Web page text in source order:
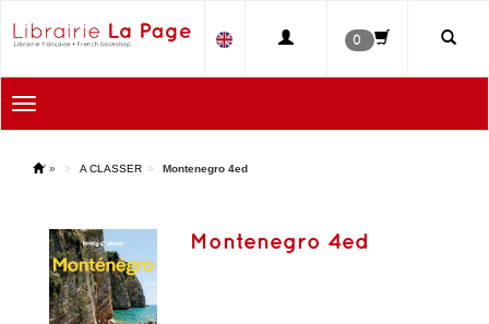
0
Toggle
navigation
' » A CLASSER Montenegro 4ed
Montenegro 4ed